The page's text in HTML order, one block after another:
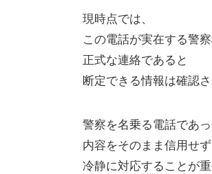
現時点では、
この電話が実在する警
正式な連絡であると
断定できる情報は確認さ
警察を名乗る電話であっ
内容をそのまま信用せず
冷静に対応することが重